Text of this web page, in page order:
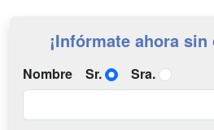
¡Infórmate ahora
Nombre Sr. Sra.